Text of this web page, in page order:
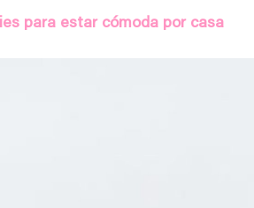
para estar cómoda por casa